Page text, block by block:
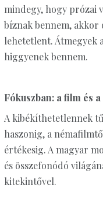
mindegy, hogy prózai
bíznak bennem, akkor
lehetetlent. Átmegyek
higgyenek bennem.
Fókuszban: a film és
A kibékíthetetlennek
haszonig, a
értékesig. A magyar
és összefonódó
kitekintővel.